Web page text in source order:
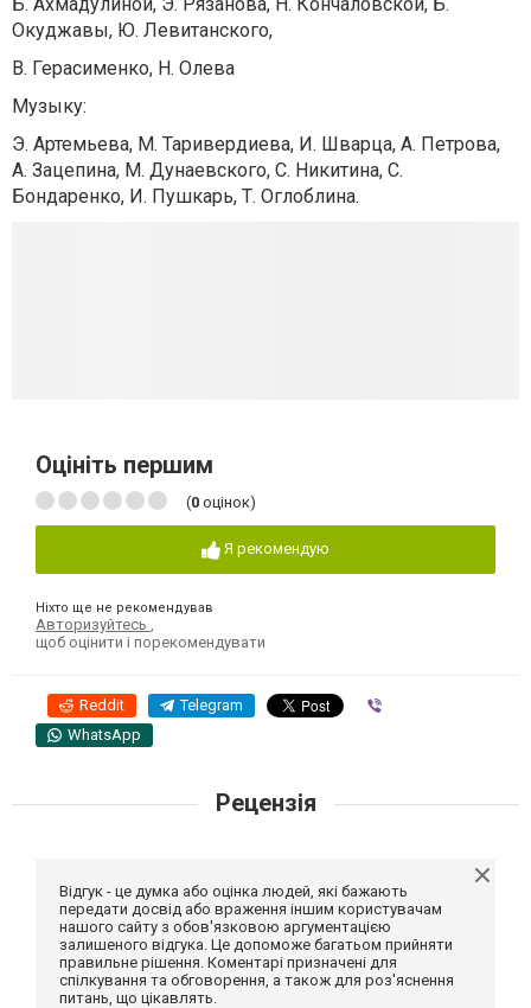
Б. Ахмадулиной, Э. Рязанова, Н. Кончаловской, Б.
Окуджавы, Ю. Левитанского,
В. Герасименко, Н. Олева
Музыку:
Э. Артемьева, М. Таривердиева, И. Шварца, А. Петрова,
А. Зацепина, М. Дунаевского, С. Никитина, С.
Бондаренко, И. Пушкарь, Т. Оглоблина.
Оцініть першим
(0 оцінок)
Я рекомендую
Ніхто ще не рекомендував
Авторизуйтесь
щоб оцінити і порекомендувати
Reddit Telegram
WhatsApp
Рецензія
Відгук - це думка або оцінка людей, які бажають
передати досвід або враження іншим користувачам
нашого сайту з обов'язковою аргументацією
залишеного відгука. Це допоможе багатьом прийняти
правильне рішення. Коментарі призначені для
спілкування та обговорення, а також для роз'яснення
питань, що цікавлять.